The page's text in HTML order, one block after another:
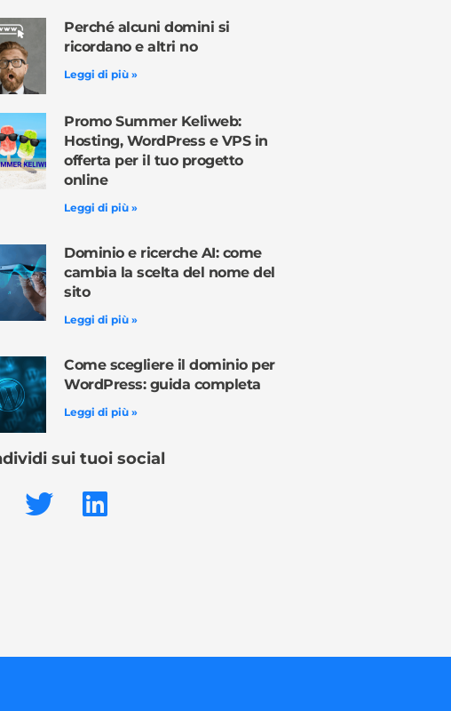
Perché alcuni domini si
ricordano e altri no
Leggi di più »
Promo Summer Keliweb:
Hosting, WordPress e VPS in
offerta per il tuo progetto
online
Leggi di più »
Dominio e ricerche AI: come
cambia la scelta del nome del
sito
Leggi di più »
Come scegliere il dominio per
WordPress: guida completa
Leggi di più »
sui tuoi social